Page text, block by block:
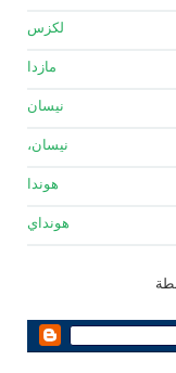
لكزس
مازدا
نيسان
نيسان،
هوندا
هونداي